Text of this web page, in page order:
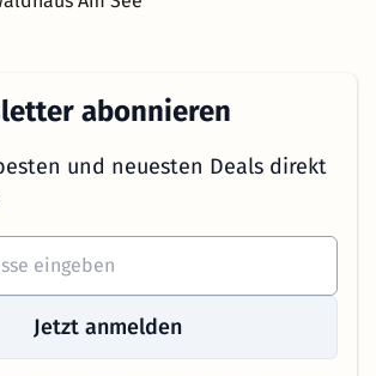
abonnieren
und neuesten Deals direkt
Jetzt anmelden